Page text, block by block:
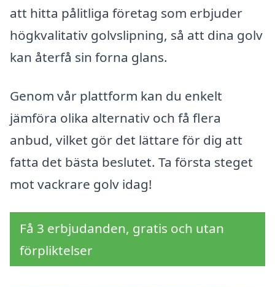
att hitta pålitliga företag som erbjuder
högkvalitativ golvslipning, så att dina golv
kan återfå sin forna glans.
Genom vår plattform kan du enkelt
jämföra olika alternativ och få flera
anbud, vilket gör det lättare för dig att
fatta det bästa beslutet. Ta första steget
mot vackrare golv idag!
Få 3 erbjudanden, gratis och utan
förpliktelser